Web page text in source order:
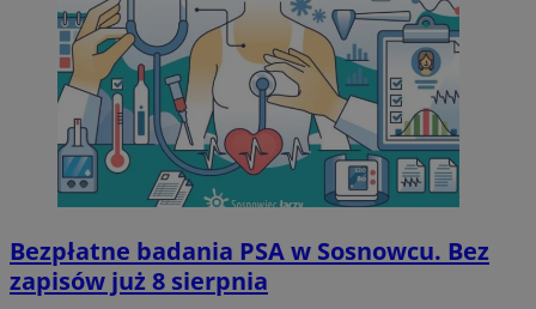
Bezpłatne badania PSA w Sosnowcu. Bez
zapisów już 8 sierpnia